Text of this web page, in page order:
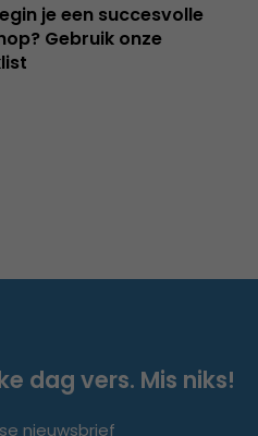
je een succesvolle
Gebruik onze
dag vers. Mis niks!
nieuwsbrief